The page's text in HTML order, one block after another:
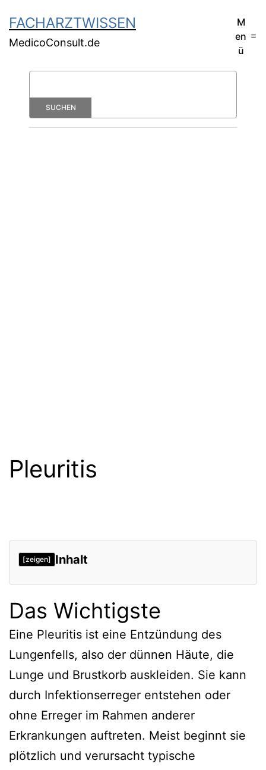
FACHARZTWISSEN
MedicoConsult.de
M
en
ü
Pleuritis
[zeigen] Inhalt
Das Wichtigste
Überblick
Entstehung und Differenzialdiagnosen
Verlaufsformen
Symptomatik
Verweise
Das Wichtigste
Eine Pleuritis ist eine Entzündung des
Lungenfells, also der dünnen Häute, die
Lunge und Brustkorb auskleiden. Sie kann
durch Infektionserreger entstehen oder
ohne Erreger im Rahmen anderer
Erkrankungen auftreten. Meist beginnt sie
plötzlich und verursacht typische